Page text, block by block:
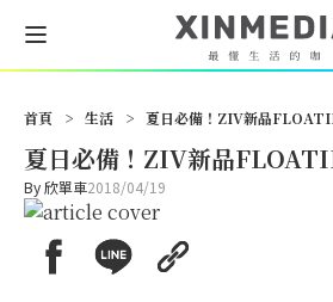
首頁 > 生活 > 夏日必備！ZIV新品
夏日必備！ZIV新品
By欣單車2018/04/19